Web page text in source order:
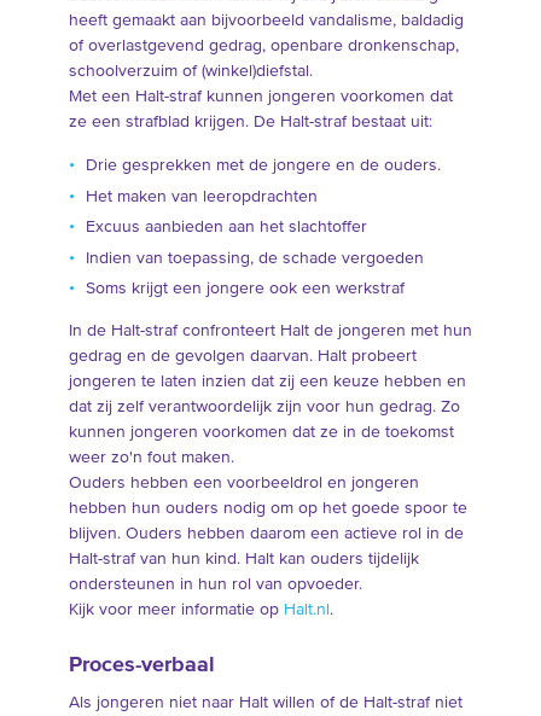
heeft gemaakt aan bijvoorbeeld vandalisme, baldadig
of overlastgevend gedrag, openbare dronkenschap,
schoolverzuim of (winkel)diefstal.
Met een Halt-straf kunnen jongeren voorkomen dat
ze een strafblad krijgen. De Halt-straf bestaat uit:
Drie gesprekken met de jongere en de ouders.
Het maken van leeropdrachten
Excuus aanbieden aan het slachtoffer
Indien van toepassing, de schade vergoeden
Soms krijgt een jongere ook een werkstraf
In de Halt-straf confronteert Halt de jongeren met hun
gedrag en de gevolgen daarvan. Halt probeert
jongeren te laten inzien dat zij een keuze hebben en
dat zij zelf verantwoordelijk zijn voor hun gedrag. Zo
kunnen jongeren voorkomen dat ze in de toekomst
weer zo'n fout maken.
Ouders hebben een voorbeeldrol en jongeren
hebben hun ouders nodig om op het goede spoor te
blijven. Ouders hebben daarom een actieve rol in de
Halt-straf van hun kind. Halt kan ouders tijdelijk
ondersteunen in hun rol van opvoeder.
Kijk voor meer informatie op Halt.nl .
Proces-verbaal
Als jongeren niet naar Halt willen of de Halt-straf niet